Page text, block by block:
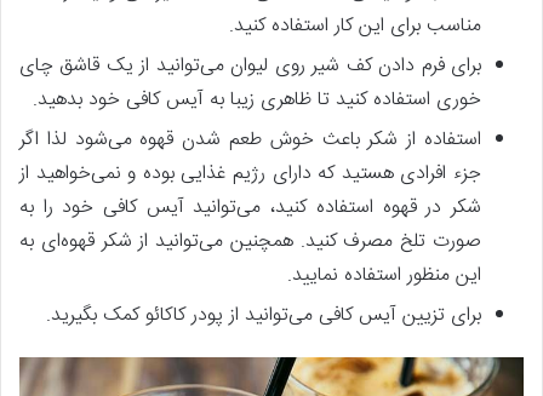
مناسب برای این کار استفاده کنید.
برای فرم دادن کف شیر روی لیوان می‌توانید از یک قاشق چای
خوری استفاده کنید تا ظاهری زیبا به آیس کافی خود بدهید.
استفاده از شکر باعث خوش طعم شدن قهوه می‌شود لذا اگر
جزء افرادی هستید که دارای رژیم غذایی بوده و نمی‌خواهید از
شکر در قهوه استفاده کنید، می‌توانید آیس کافی خود را به
صورت تلخ مصرف کنید. همچنین می‌توانید از شکر قهوه‌ای به
این منظور استفاده نمایید.
برای تزیین آیس کافی می‌توانید از پودر کاکائو کمک بگیرید.